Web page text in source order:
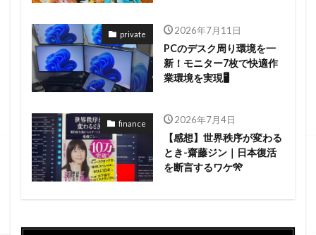
private 2026年7月11日
PCのデスク周り環境を一
新！モニター7枚で快適作
業環境を実現🖥️
finance 2026年7月4日
【感想】世界秩序が変わる
とき-齋藤ジン｜日本復活
を断言するワケ🎌